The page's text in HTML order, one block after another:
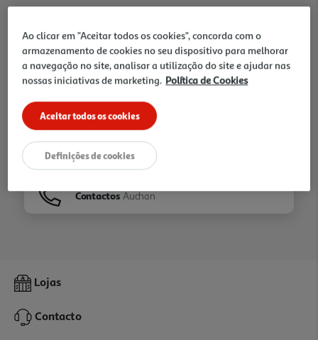
Ir para Homepage
Folhetos
Contactos Auchan
Lojas
Contacto
Ao clicar em "Aceitar todos os cookies", concorda com o
armazenamento de cookies no seu dispositivo para melhorar
a navegação no site, analisar a utilização do site e ajudar nas
nossas iniciativas de marketing. Política de Cookies
Aceitar todos os cookies
Definições de cookies